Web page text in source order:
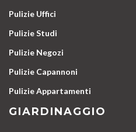
Pulizie Uffici
Pulizie Studi
Pulizie Negozi
Pulizie Capannoni
Pulizie Appartamenti
GIARDINAGGIO